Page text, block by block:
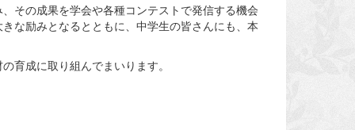
その成果を学会や各種コンテストで発信する機会
な励みとなるとともに、中学生の皆さんにも、本
育成に取り組んでまいります。